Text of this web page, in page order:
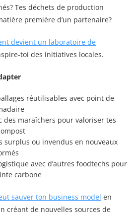
Tes déchets de production
première d’un partenaire?
devient un laboratoire de
toi des initiatives locales.
réutilisables avec point de
des maraîchers pour valoriser tes
surplus ou invendus en nouveaux
avec d’autres foodtechs pour
carbone
sauver ton business model en
créant de nouvelles sources de